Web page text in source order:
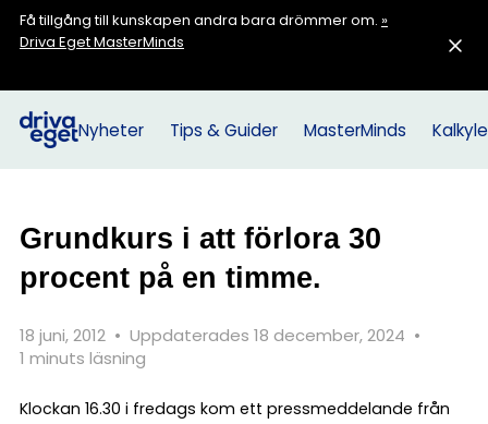
Få tillgång till kunskapen andra bara drömmer om. »
Driva Eget MasterMinds
Nyheter Tips & Guider MasterMinds
Grundkurs i att förlora 30
procent på en timme.
18 juni, 2012 • Uppdaterades 18 december, 2024 •
1 minuts läsning
Klockan 16.30 i fredags kom ett pressmeddelande från